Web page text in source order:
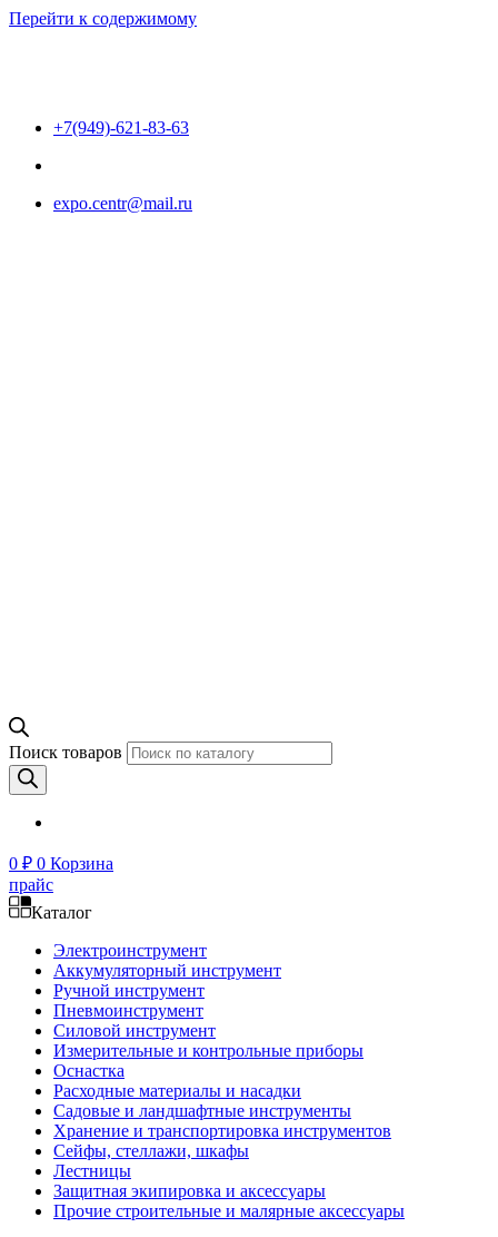
Перейти к содержимому
+7(949)-621-83-63
expo.centr@mail.ru
Поиск товаров
0 ₽ 0 Корзина
прайс
Каталог
Электроинструмент
Аккумуляторный инструмент
Ручной инструмент
Пневмоинструмент
Силовой инструмент
Измерительные и контрольные приборы
Оснастка
Расходные материалы и насадки
Садовые и ландшафтные инструменты
Хранение и транспортировка инструментов
Сейфы, стеллажи, шкафы
Лестницы
Защитная экипировка и аксессуары
Прочие строительные и малярные аксессуары